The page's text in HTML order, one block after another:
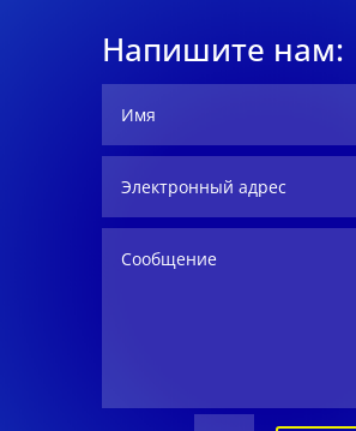
Напишите нам: